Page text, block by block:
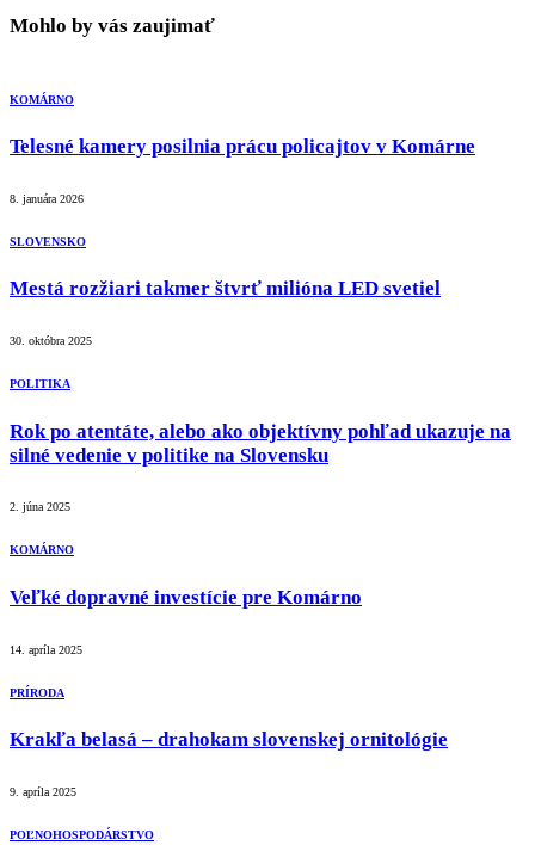
Mohlo by vás zaujimať
KOMÁRNO
Telesné kamery posilnia prácu policajtov v Komárne
8. januára 2026
SLOVENSKO
Mestá rozžiari takmer štvrť milióna LED svetiel
30. októbra 2025
POLITIKA
Rok po atentáte, alebo ako objektívny pohľad ukazuje na
silné vedenie v politike na Slovensku
2. júna 2025
KOMÁRNO
Veľké dopravné investície pre Komárno
14. apríla 2025
PRÍRODA
Krakľa belasá – drahokam slovenskej ornitológie
9. apríla 2025
POĽNOHOSPODÁRSTVO